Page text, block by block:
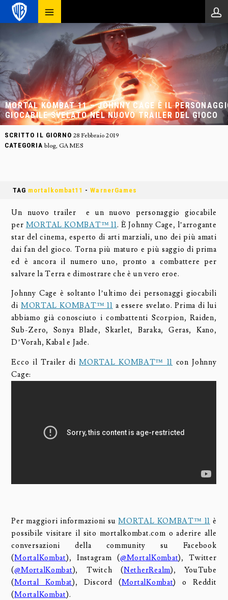
MORTAL KOMBAT 11 – JOHNNY CAGE È IL
GIOCABILE SVELATO NEL NUOVO TRAILER DEL GIOCO
SCRITTO IL GIORNO 28 Febbraio 2019
CATEGORIA blog, GAMES
TAG mortalkombat11 -WarnerGames
Un nuovo trailer e un nuovo personaggio giocabile
per MORTAL KOMBAT™ 11. È Johnny Cage, l’arrogante
star del cinema, esperto di arti marziali, uno dei più amati
dai fan del gioco. Torna più maturo e più saggio di prima
ed è ancora il numero uno, pronto a combattere per
salvare la Terra e dimostrare che è un vero eroe.
Johnny Cage è soltanto l’ultimo dei personaggi giocabili
di MORTAL KOMBAT™ 11 a essere svelato. Prima di lui
abbiamo già conosciuto i combattenti Scorpion, Raiden,
Sub-Zero, Sonya Blade, Skarlet, Baraka, Geras, Kano,
D’Vorah, Kabal e Jade.
Ecco il Trailer diMORTAL KOMBAT™ 11 con Johnny
Cage:
Per maggiori informazioni suMORTAL KOMBAT™ 11 è
possibile visitare il sito mortalkombat.com o aderire alle
conversazioni della community su Facebook
(MortalKombat), Instagram (@MortalKombat), Twitter
(@MortalKombat), Twitch (NetherRealm), YouTube
(Mortal Kombat), Discord (MortalKombat) o Reddit
(MortalKombat).